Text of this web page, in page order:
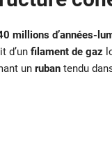
millions d’années-
d’un filament de gaz
un rubantendu